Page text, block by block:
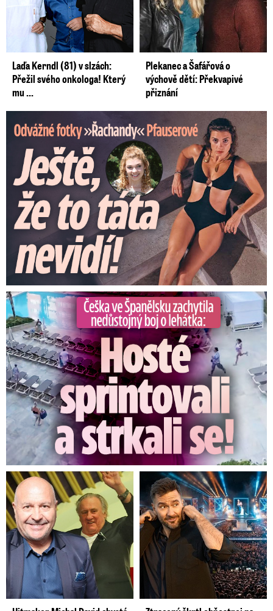
Laďa Kerndl (81) v slzách:
Přežil svého onkologa! Který
mu ...
Plekanec a Šafářová o
výchově dětí: Překvapivé
přiznání
Odvážné fotky Denisy Pfauserové: Ještě, že to táta nevidí
Češka ve Španělsku natočila nedůstojný boj o lehátka